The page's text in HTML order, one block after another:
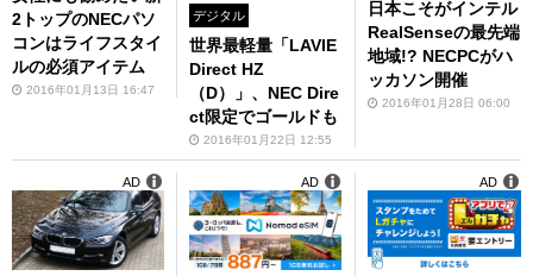
2トップのNECパソ
コンはライフスタイ
ルの必須アイテム
2016年01月13日 16:47
デジタル
世界最軽量「LAVIE
Direct HZ
（D）」、NEC Dire
ct限定でゴールドも
2016年01月22日 12:55
日本こそがインテル
RealSenseの最先端
地域!? NECPCがハ
ッカソン開催
2016年01月28日 06:00
AD AD AD